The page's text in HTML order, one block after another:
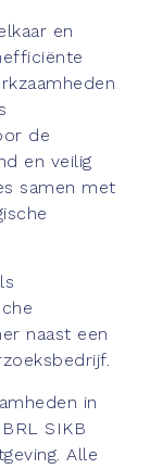
en
de
en veilig
samen met
naast een
in
SIKB
Alle